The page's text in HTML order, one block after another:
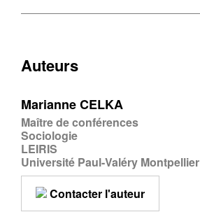
Auteurs
Marianne CELKA
Maître de conférences
Sociologie
LEIRIS
Université Paul-Valéry Montpellier
Contacter l'auteur